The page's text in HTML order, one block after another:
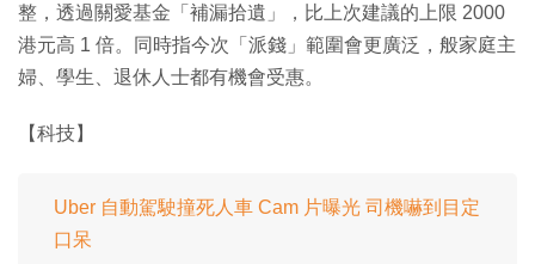
整，透過關愛基金「補漏拾遺」，比上次建議的上限 2000
港元高 1 倍。同時指今次「派錢」範圍會更廣泛，般家庭主
婦、學生、退休人士都有機會受惠。
【科技】
Uber 自動駕駛撞死人車 Cam 片曝光 司機嚇到目定
口呆